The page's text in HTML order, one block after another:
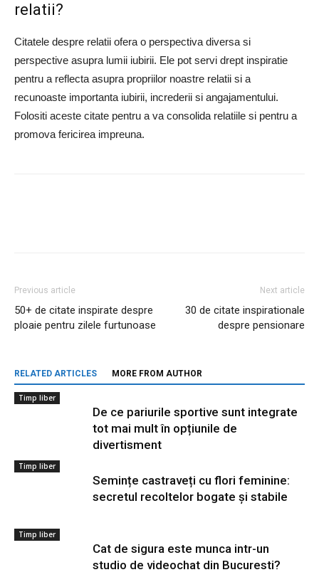
relatii?
Citatele despre relatii ofera o perspectiva diversa si
perspective asupra lumii iubirii. Ele pot servi drept inspiratie
pentru a reflecta asupra propriilor noastre relatii si a
recunoaste importanta iubirii, increderii si angajamentului.
Folositi aceste citate pentru a va consolida relatiile si pentru a
promova fericirea impreuna.
Previous article
50+ de citate inspirate despre
ploaie pentru zilele furtunoase
Next article
30 de citate inspirationale
despre pensionare
RELATED ARTICLES MORE FROM AUTHOR
Timp liber
De ce pariurile sportive sunt integrate
tot mai mult în opțiunile de
divertisment
Timp liber
Semințe castraveți cu flori feminine:
secretul recoltelor bogate și stabile
Timp liber
Cat de sigura este munca intr-un
studio de videochat din Bucuresti?